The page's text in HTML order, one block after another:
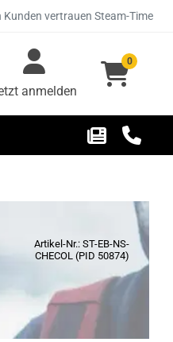
Kunden vertrauen Steam-Time
anmelden
0
Artikel-Nr.: ST-EB-NS-
CHECOL (PID 50874)